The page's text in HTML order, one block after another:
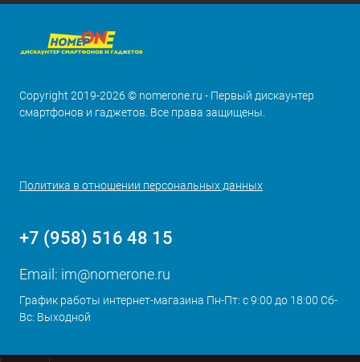
Copyright 2019-2026 © nomerone.ru - Первый дискаунтер
смартфонов и гаджетов. Все права защищены.
Политика в отношении персональных данных
+7 (958) 516 48 15
Email: im@nomerone.ru
График работы интернет-магазина Пн-Пт: с 9:00 до 18:00 Сб-
Вс: Выходной